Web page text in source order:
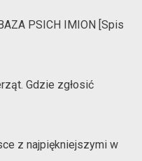
PSICH IMION [Spis
Gdzie zgłosić
z najpiękniejszymi w